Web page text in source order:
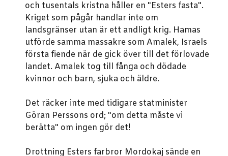
och tusentals kristna håller en "Esters fasta".
Kriget som pågår handlar inte om
landsgränser utan är ett andligt krig. Hamas
utförde samma massakre som Amalek, Israels
första fiende när de gick över till det förlovade
landet. Amalek tog till fånga och dödade
kvinnor och barn, sjuka och äldre.
Det räcker inte med tidigare statminister
Göran Perssons ord; "om detta måste vi
berätta" om ingen gör det!
Drottning Esters farbror Mordokaj sände en